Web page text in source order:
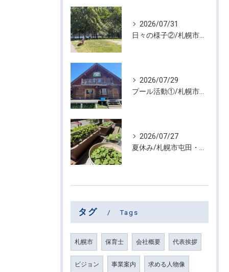
2026/07/31
日々の様子②/札幌市屯田・放課後等デイサービス くるわーる
2026/07/29
プール活動①/札幌市屯田・放課後等デイサービス くるわーる
2026/07/27
夏休み/札幌市屯田・放課後等デイサービス くるわーる
タグ Tags
札幌市 保育士 会社概要 代表挨拶
ビジョン 事業案内 求める人物像